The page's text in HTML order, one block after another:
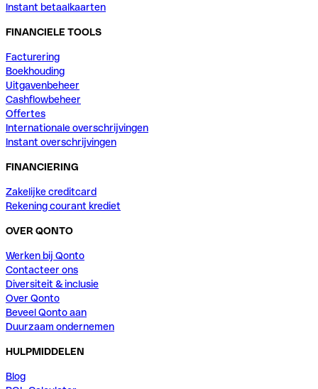
Instant betaalkaarten
FINANCIELE TOOLS
Facturering
Boekhouding
Uitgavenbeheer
Cashflowbeheer
Offertes
Internationale overschrijvingen
Instant overschrijvingen
FINANCIERING
Zakelijke creditcard
Rekening courant krediet
OVER QONTO
Werken bij Qonto
Contacteer ons
Diversiteit & inclusie
Over Qonto
Beveel Qonto aan
Duurzaam ondernemen
HULPMIDDELEN
Blog